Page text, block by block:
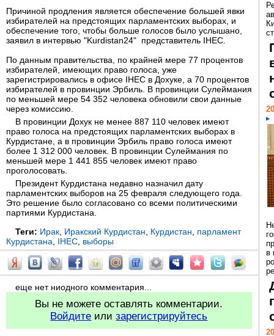
Причиной продления является обеспечение большей явки
избирателей на предстоящих парламентских выборах, и
обеспечение того, чтобы больше голосов было услышано,
заявил в интервью "Kurdistan24" представитель IHEC.
По данным правительства, по крайней мере 77 процентов
избирателей, имеющих право голоса, уже
зарегистрировались в офисе IHEC в Дохуке, а 70 процентов
избирателей в провинции Эрбиль. В провинции Сулеймания
по меньшей мере 54 352 человека обновили свои данные
через комиссию.
В провинции Дохук не менее 887 110 человек имеют
право голоса на предстоящих парламентских выборах в
Курдистане, а в провинции Эрбиль право голоса имеют
более 1 312 000 человек. В провинции Сулеймания по
меньшей мере 1 441 855 человек имеют право
проголосовать.
Президент Курдистана недавно назначил дату
парламентских выборов на 25 февраля следующего года.
Это решение было согласовано со всеми политическими
партиями Курдистана.
Теги: Ирак Иракский Курдистан Курдистан
парламент
Курдистана
IHEC выборы
еще нет ниодного комментария...
Вы не можете оставлять комментарии.
Войдите илизарегистрируйтесь
в